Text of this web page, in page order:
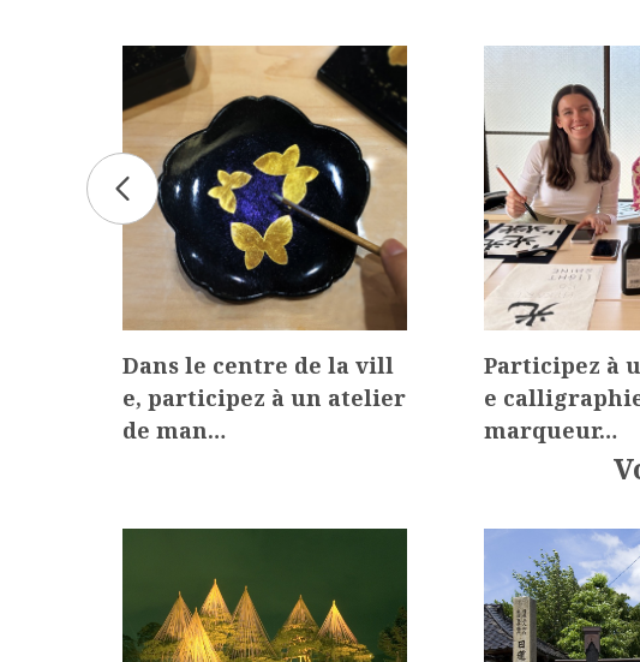
Dans le centre de la vill
e, participez à un atelier
de man…
Participez à
e
marqueur…